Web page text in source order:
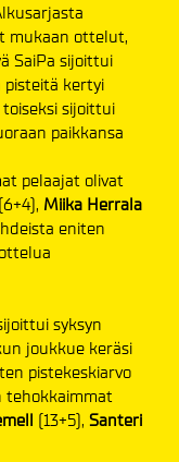
mukaan ottelut,
SaiPa sijoittui
pisteitä kertyi
sijoittui
paikkansa
pelaajat olivat
(6+4), Miika Herrala
eniten
syksyn
joukkue keräsi
pistekeskiarvo
tehokkaimmat
(13+5), Santeri